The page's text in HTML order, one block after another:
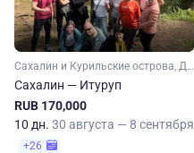
Сахалин и Курильские острова, Дальний Восток
Сахалин — Итуруп
RUB 170,000
10 дн. 30 августа — 8 сентября
+26